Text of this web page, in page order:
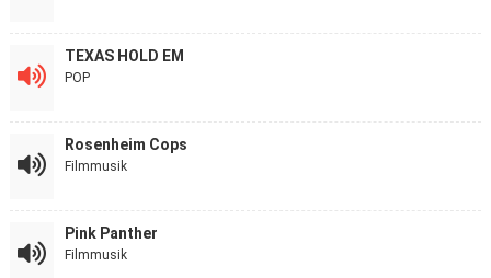
TEXAS HOLD EM
POP
Rosenheim Cops
Filmmusik
Pink Panther
Filmmusik